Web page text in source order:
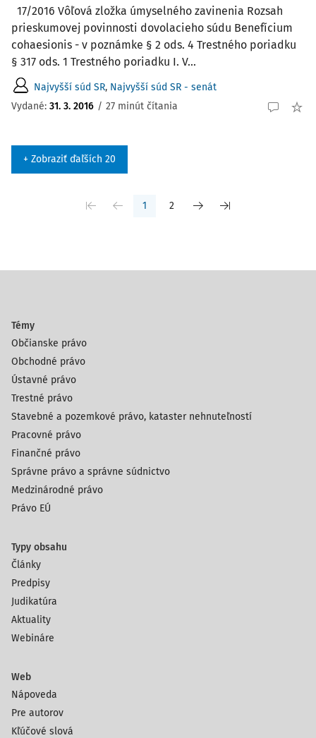
17/2016 Vôľová zložka úmyselného zavinenia Rozsah
prieskumovej povinnosti dovolacieho súdu Benefícium
cohaesionis - v poznámke § 2 ods. 4 Trestného poriadku
§ 317 ods. 1 Trestného poriadku I. V...
Najvyšší súd SR, Najvyšší súd SR - senát
Vydané: 31. 3. 2016 / 27 minút čítania
+ Zobraziť ďaľších 20
1 2
Témy
Občianske právo
Obchodné právo
Ústavné právo
Trestné právo
Stavebné a pozemkové právo, kataster nehnuteľností
Pracovné právo
Finančné právo
Správne právo a správne súdnictvo
Medzinárodné právo
Právo EÚ
Typy obsahu
Články
Predpisy
Judikatúra
Aktuality
Webináre
Web
Nápoveda
Pre autorov
Kľúčové slová